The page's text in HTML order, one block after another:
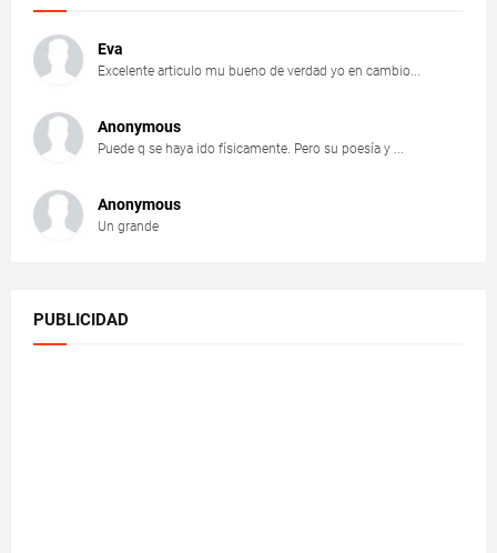
Eva
Excelente articulo mu bueno de verdad yo en cambio...
Anonymous
Puede q se haya ido físicamente. Pero su poesía y ...
Anonymous
Un grande
PUBLICIDAD